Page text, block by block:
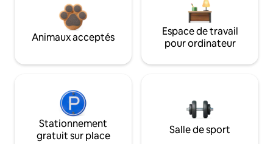
Animaux acceptés
Espace de travail
pour ordinateur
Stationnement
gratuit sur place
Salle de sport